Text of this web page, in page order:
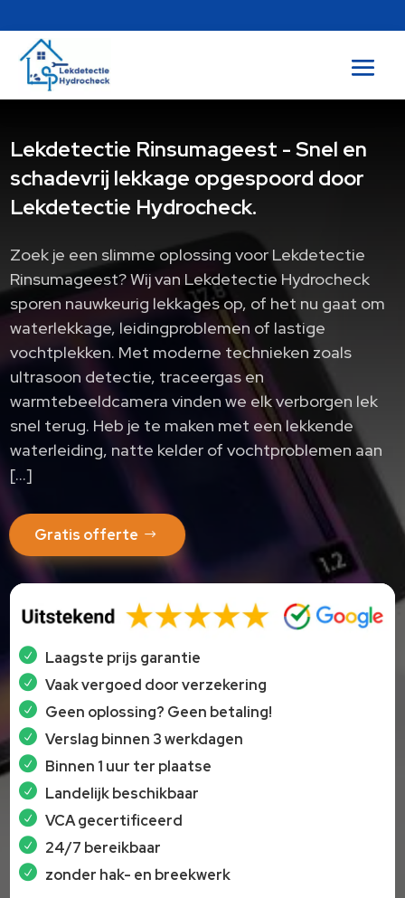
Lekdetectie Rinsumageest - Snel en
schadevrij lekkage opgespoord door
Lekdetectie Hydrocheck.
Zoek je een slimme oplossing voor Lekdetectie
Rinsumageest? Wij van Lekdetectie Hydrocheck
sporen nauwkeurig lekkages op, of het nu gaat om
waterlekkage, leidingproblemen of lastige
vochtplekken.​ Met moderne technieken zoals
ultrasoon detectie, traceergas en
warmtebeeldcamera vinden we elk verborgen lek
snel terug.​ Heb je te maken met een lekkende
waterleiding, natte kelder of vochtproblemen aan
[…]
Gratis offerte
Laagste prijs garantie
Vaak vergoed door verzekering
Geen oplossing? Geen betaling!
Verslag binnen 3 werkdagen
Binnen 1 uur ter plaatse
Landelijk beschikbaar
VCA gecertificeerd
24/7 bereikbaar
zonder hak- en breekwerk